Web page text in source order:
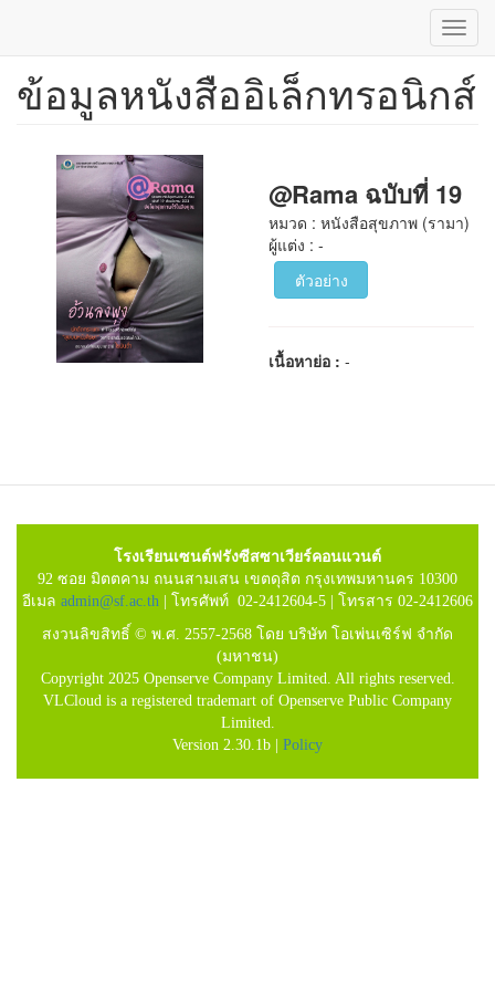
ข้าม
ข้อมูลหนังสืออิเล็กทรอนิกส์
@Rama ฉบับที่ 19
หมวด : หนังสือสุขภาพ (รามา)
ผู้แต่ง : -
ตัวอย่าง
เนื้อหาย่อ :-
โรงเรียนเซนต์ฟรังซีสซาเวียร์คอนแวนต์
92 ซอย มิตตคาม ถนนสามเสน เขตดุสิต กรุงเทพมหานคร 10300
อีเมล admin@sf.ac.th | โทรศัพท์ 02-2412604-5 | โทรสาร 02-2412606
สงวนลิขสิทธิ์ © พ.ศ. 2557-2568 โดย บริษัท โอเพ่นเซิร์ฟ จำกัด
(มหาชน)
Copyright 2025 Openserve Company Limited. All rights reserved.
VLCloud is a registered trademart of Openserve Public Company
Limited.
Version 2.30.1b | Policy